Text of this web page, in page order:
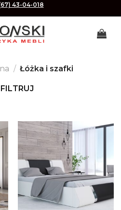
43-04-018
/ Łóżka i szafki
FILTRUJ